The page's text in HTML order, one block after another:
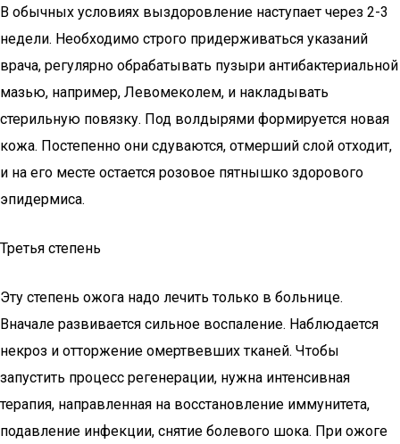
В обычных условиях выздоровление наступает через 2-3
недели. Необходимо строго придерживаться указаний
врача, регулярно обрабатывать пузыри антибактериальной
мазью, например, Левомеколем, и накладывать
стерильную повязку. Под волдырями формируется новая
кожа. Постепенно они сдуваются, отмерший слой отходит,
и на его месте остается розовое пятнышко здорового
эпидермиса.
Третья степень
Эту степень ожога надо лечить только в больнице.
Вначале развивается сильное воспаление. Наблюдается
некроз и отторжение омертвевших тканей. Чтобы
запустить процесс регенерации, нужна интенсивная
терапия, направленная на восстановление иммунитета,
подавление инфекции, снятие болевого шока. При ожоге